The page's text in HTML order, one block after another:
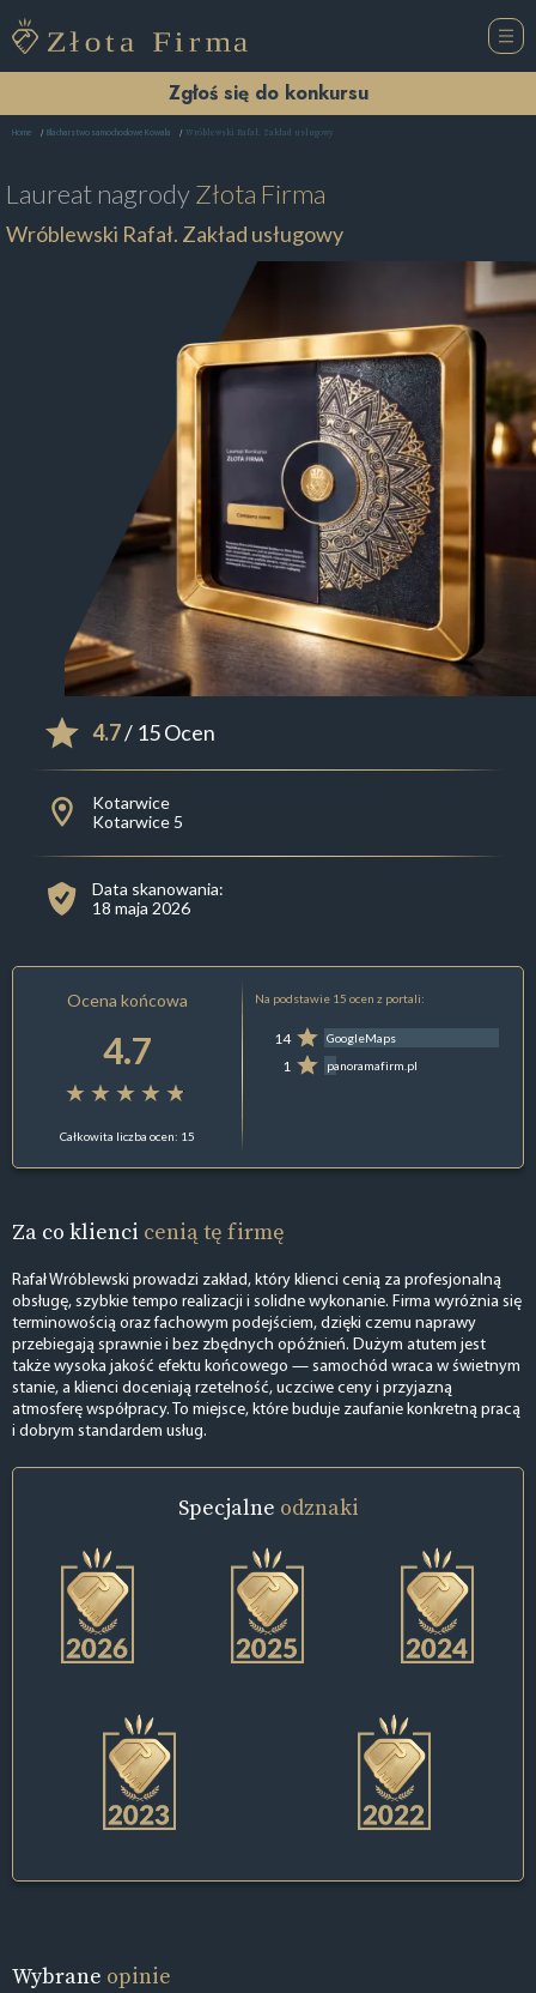
Zgłoś się do konkursu
Home Blacharstwo samochodowe Kowala Wróblewski Rafał. Zakład usługowy
Laureat nagrodyZłota Firma
Wróblewski Rafał. Zakład usługowy
4.7/ 15 Ocen
Kotarwice
Kotarwice 5
Data skanowania:
18 maja 2026
Ocena końcowa
4.7
Całkowita liczba ocen: 15
Na podstawie 15 ocen z portali:
14 GoogleMaps
1 panoramafirm.pl
Za co klienci cenią tę firmę
Rafał Wróblewski prowadzi zakład, który klienci cenią za profesjonalną
obsługę, szybkie tempo realizacji i solidne wykonanie. Firma wyróżnia się
terminowością oraz fachowym podejściem, dzięki czemu naprawy
przebiegają sprawnie i bez zbędnych opóźnień. Dużym atutem jest
także wysoka jakość efektu końcowego — samochód wraca w świetnym
stanie, a klienci doceniają rzetelność, uczciwe ceny i przyjazną
atmosferę współpracy. To miejsce, które buduje zaufanie konkretną pracą
i dobrym standardem usług.
Specjalne odznaki
Wybrane opinie